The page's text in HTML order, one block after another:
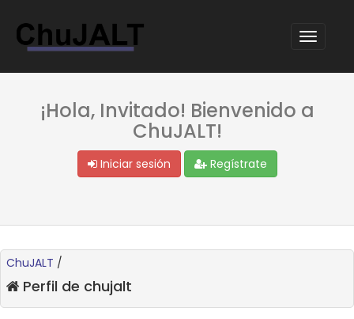
¡Hola, Invitado! Bienvenido a
ChuJALT!
Iniciar sesión Regístrate
ChuJALT /
Perfil de chujalt